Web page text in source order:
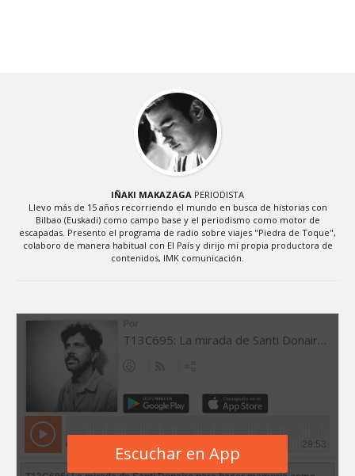
IÑAKI MAKAZAGA PERIODISTA
Llevo más de 15 años recorriendo el mundo en busca de historias con
Bilbao (Euskadi) como campo base y el periodismo como motor de
escapadas. Presento el programa de radio sobre viajes "Piedra de Toque",
colaboro de manera habitual con El País y dirijo mi propia productora de
contenidos, IMK comunicación.